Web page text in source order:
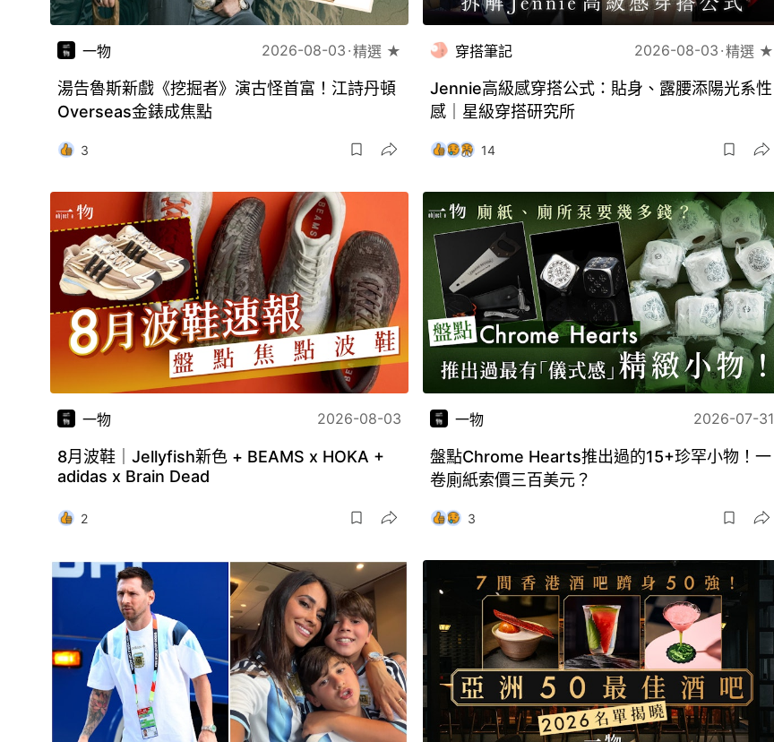
一物 2026-08-03 精選 ★
湯告魯斯新戲《挖掘者》演古怪首富！江詩丹頓
Overseas金錶成焦點
3
穿搭筆記 2026-08-03 精選 ★
Jennie高級感穿搭公式：貼身、露腰添陽光系性
感｜星級穿搭研究所
14
一物 2026-08-03
8月波鞋｜Jellyfish新色 + BEAMS x HOKA +
adidas x Brain Dead
2
一物 2026-07-31
盤點Chrome Hearts推出過的15+珍罕小物！一
卷廁紙索價三百美元？
3